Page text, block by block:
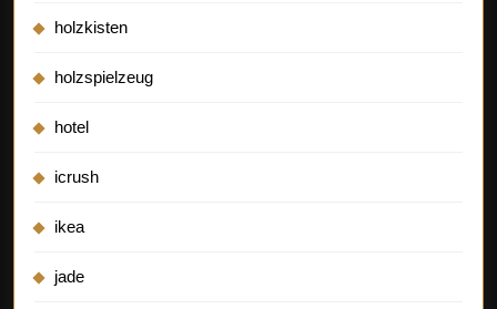
holzkisten
holzspielzeug
hotel
icrush
ikea
jade